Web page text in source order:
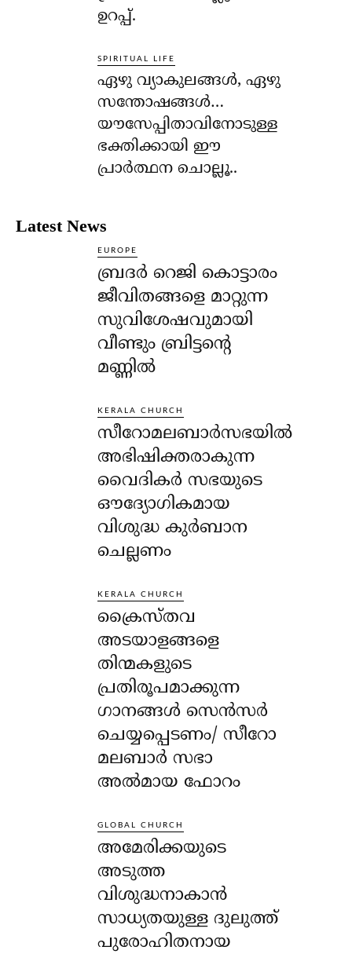
ഉറപ്പ്.
SPIRITUAL LIFE
ഏഴു വ്യാകുലങ്ങള്‍, ഏഴു
സന്തോഷങ്ങള്‍…
യൗസേപ്പിതാവിനോടുള്ള
ഭക്തിക്കായി ഈ
പ്രാര്‍ത്ഥന ചൊല്ലൂ..
Latest News
EUROPE
ബ്രദർ റെജി കൊട്ടാരം
ജീവിതങ്ങളെ മാറ്റുന്ന
സുവിശേഷവുമായി
വീണ്ടും ബ്രിട്ടന്റെ
മണ്ണിൽ
KERALA CHURCH
സീറോമലബാർസഭയിൽ
അഭിഷിക്തരാകുന്ന
വൈദികർ സഭയുടെ
ഔദ്യോഗികമായ
വിശുദ്ധ കുർബാന
ചെല്ലണം
KERALA CHURCH
ക്രൈസ്തവ
അടയാളങ്ങളെ
തിന്മകളുടെ
പ്രതിരൂപമാക്കുന്ന
ഗാനങ്ങൾ സെൻസർ
ചെയ്യപ്പെടണം/ സീറോ
മലബാർ സഭാ
അൽമായ ഫോറം
GLOBAL CHURCH
അമേരിക്കയുടെ
അടുത്ത
വിശുദ്ധനാകാൻ
സാധ്യതയുള്ള ദുലുത്ത്
പുരോഹിതനായ